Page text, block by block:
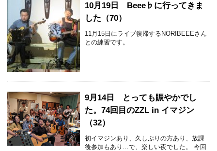
10月19日 Beee♭に行ってきま
した（70）
11月15日にライブ復帰するNORIBEEEさん
との練習です。
9月14日 とっても賑やかでし
た。74回目のZZL in イマジン
（32）
初イマジンあり、久しぶりの方あり、放課
後参加もあり…で、楽しい夜でした。 今回